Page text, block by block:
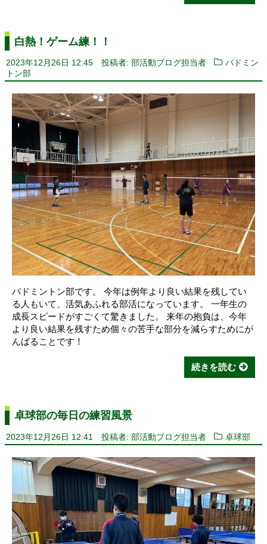
白熱！ゲーム練！！
2023年12月26日 12:45 投稿者: 部活動ブログ担当者
バドミン
トン部
バドミントン部です。 今年は例年より良い結果を残してい
る人もいて、活気あふれる部活になっています。 一年生の
成長スピードがすごくて驚きました。 来年の抱負は、今年
より良い結果を残すため個々の苦手な部分を減らすためにが
んばることです！
続きを読む
卓球部の毎日の練習風景
2023年12月26日 12:41 投稿者: 部活動ブログ担当者 卓球部